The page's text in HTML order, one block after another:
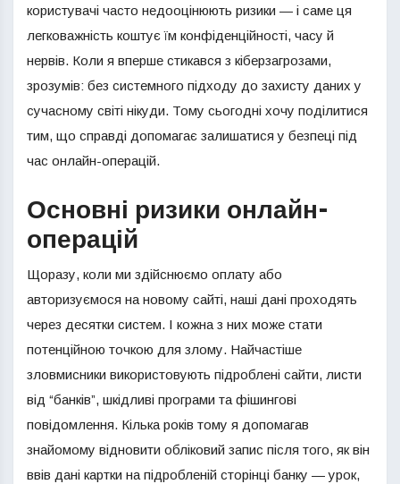
користувачі часто недооцінюють ризики — і саме ця
легковажність коштує їм конфіденційності, часу й
нервів. Коли я вперше стикався з кіберзагрозами,
зрозумів: без системного підходу до захисту даних у
сучасному світі нікуди. Тому сьогодні хочу поділитися
тим, що справді допомагає залишатися у безпеці під
час онлайн-операцій.
Основні ризики онлайн-
операцій
Щоразу, коли ми здійснюємо оплату або
авторизуємося на новому сайті, наші дані проходять
через десятки систем. І кожна з них може стати
потенційною точкою для злому. Найчастіше
зловмисники використовують підроблені сайти, листи
від “банків”, шкідливі програми та фішингові
повідомлення. Кілька років тому я допомагав
знайомому відновити обліковий запис після того, як він
ввів дані картки на підробленій сторінці банку — урок,